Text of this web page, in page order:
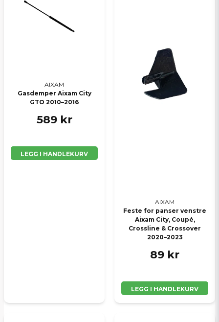
AIXAM
Gasdemper Aixam City
GTO 2010–2016
589 kr
LEGG I HANDLEKURV
AIXAM
Feste for panser venstre
Aixam City, Coupé,
Crossline & Crossover
2020–2023
89 kr
LEGG I HANDLEKURV